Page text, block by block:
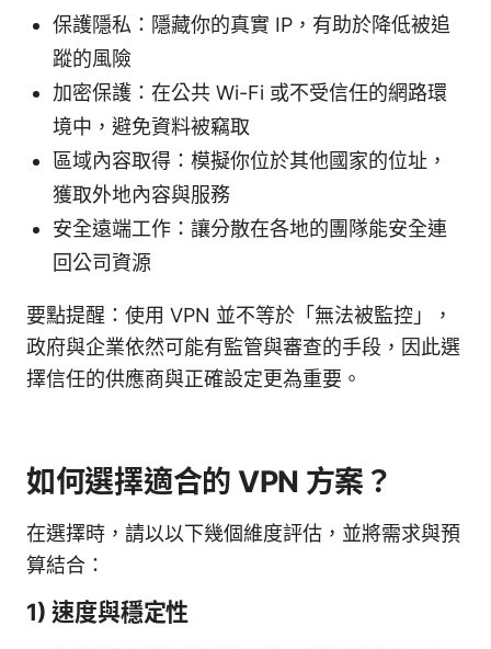
保護隱私：隱藏你的真實 IP，有助於降低被追
蹤的風險
加密保護：在公共 Wi-Fi 或不受信任的網路環
境中，避免資料被竊取
區域內容取得：模擬你位於其他國家的位址，
獲取外地內容與服務
安全遠端工作：讓分散在各地的團隊能安全連
回公司資源
要點提醒：使用 VPN 並不等於「無法被監控」，
政府與企業依然可能有監管與審查的手段，因此選
擇信任的供應商與正確設定更為重要。
如何選擇適合的 VPN 方案？
在選擇時，請以以下幾個維度評估，並將需求與預
算結合：
1) 速度與穩定性